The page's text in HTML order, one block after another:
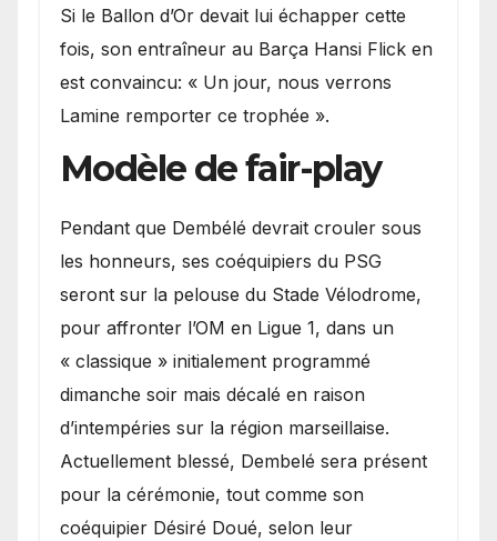
Si le Ballon d’Or devait lui échapper cette
fois, son entraîneur au Barça Hansi Flick en
est convaincu: « Un jour, nous verrons
Lamine remporter ce trophée ».
Modèle de fair-play
Pendant que Dembélé devrait crouler sous
les honneurs, ses coéquipiers du PSG
seront sur la pelouse du Stade Vélodrome,
pour affronter l’OM en Ligue 1, dans un
« classique » initialement programmé
dimanche soir mais décalé en raison
d’intempéries sur la région marseillaise.
Actuellement blessé, Dembelé sera présent
pour la cérémonie, tout comme son
coéquipier Désiré Doué, selon leur